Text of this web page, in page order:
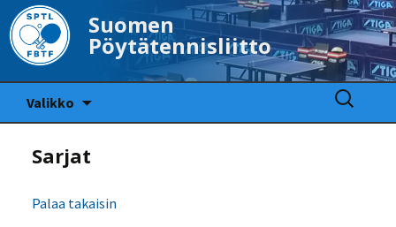
Suomen
Pöytätennisliitto
Valikko
Haku:
Sarjat
Palaa takaisin